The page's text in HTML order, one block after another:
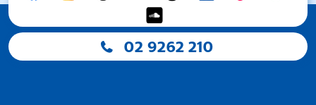
02 9262 210